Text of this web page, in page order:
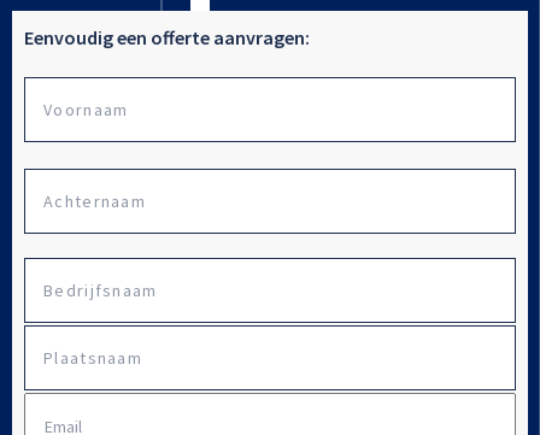
Eenvoudig een offerte aanvragen:
Naam
Bedrijfsnaam
Plaatsnaam